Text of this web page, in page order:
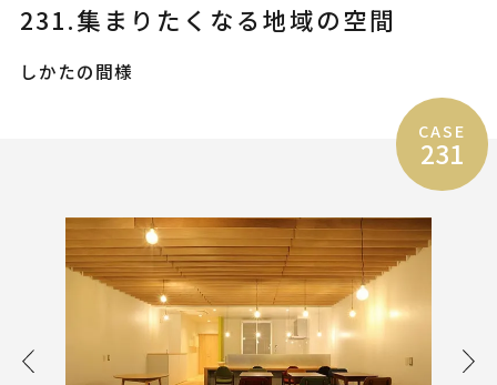
231.集まりたくなる地域の空間
しかたの間様
CASE
231